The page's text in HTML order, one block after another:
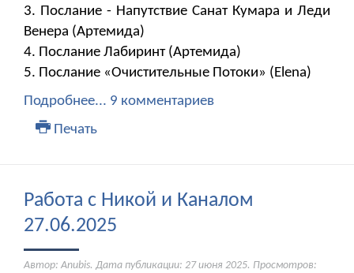
3. Послание - Напутствие Санат Кумара и Леди
Венера (Артемида)
4. Послание Лабиринт (Артемида)
5. Послание «Очистительные Потоки» (Elena)
Подробнее... 9 комментариев
Печать
Работа с Никой и Каналом
27.06.2025
Автор: Anubis. Дата публикации: 27 июня 2025. Просмотров: